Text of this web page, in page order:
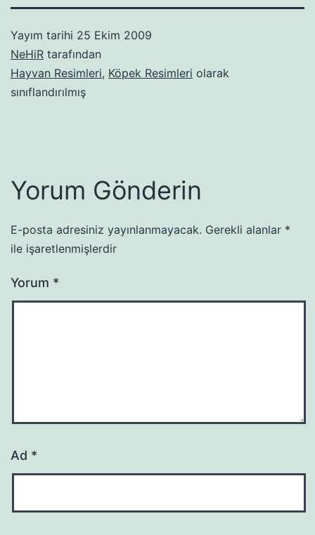
Yayım tarihi 25 Ekim 2009
NeHiR tarafından
Hayvan Resimleri, Köpek Resimleri olarak
sınıflandırılmış
Yorum Gönderin
E-posta adresiniz yayınlanmayacak. Gerekli alanlar *
ile işaretlenmişlerdir
Yorum *
Ad *